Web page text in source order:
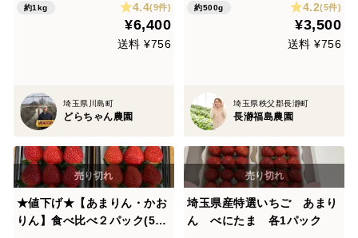
約1kg 4.4(9件)
¥6,400
送料 ¥756
埼玉県川島町
どらちゃん農園
約500g 4.2(5件)
¥3,500
送料 ¥756
埼玉県秩父郡長瀞町
長瀞福島農園
★値下げ★【あまりん・かお
りん】食べ比べ２パック(500
埼玉県産特選いちご あまり
ん べにたま 各1パック